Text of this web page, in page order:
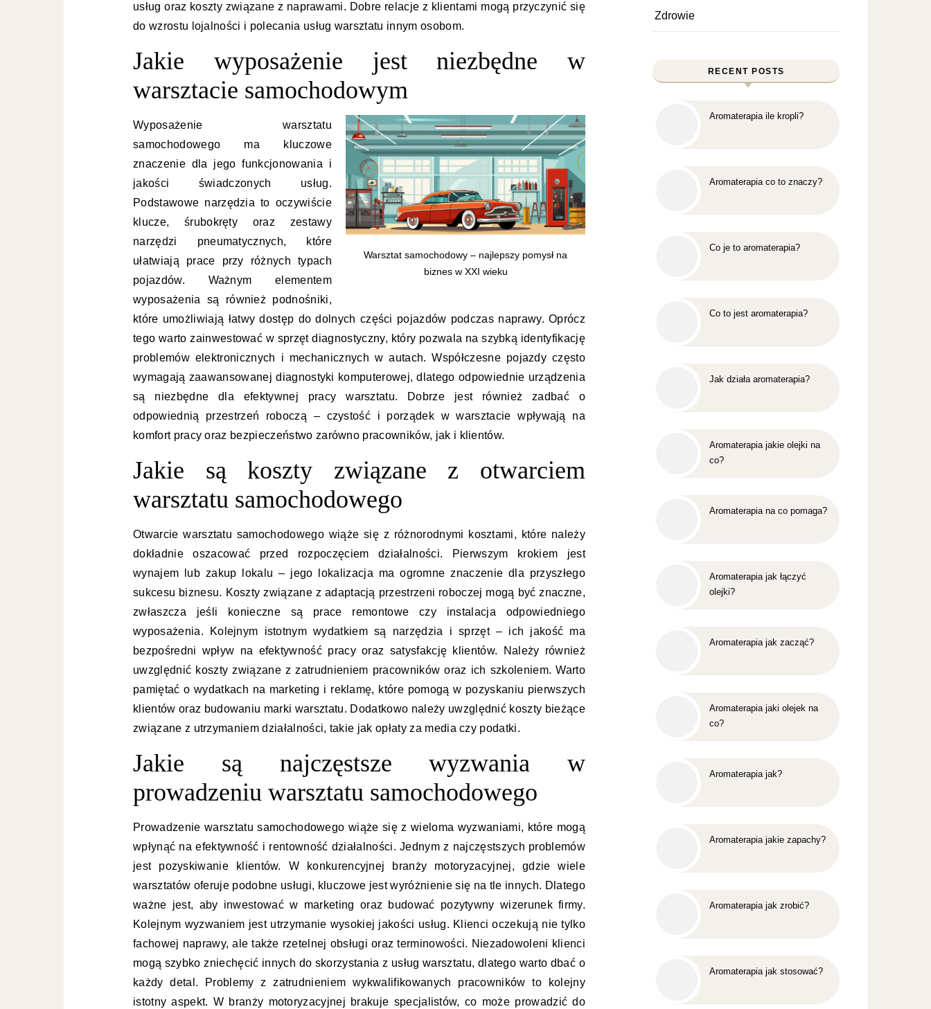
usług oraz koszty związane z naprawami. Dobre relacje z klientami mogą przyczynić się
do wzrostu lojalności i polecania usług warsztatu innym osobom.
Jakie wyposażenie jest niezbędne w
warsztacie samochodowym
Warsztat samochodowy – najlepszy pomysł na
biznes w XXI wieku
Wyposażenie warsztatu
samochodowego ma kluczowe
znaczenie dla jego funkcjonowania i
jakości świadczonych usług.
Podstawowe narzędzia to oczywiście
klucze, śrubokręty oraz zestawy
narzędzi pneumatycznych, które
ułatwiają prace przy różnych typach
pojazdów. Ważnym elementem
wyposażenia są również podnośniki,
które umożliwiają łatwy dostęp do dolnych części pojazdów podczas naprawy. Oprócz
tego warto zainwestować w sprzęt diagnostyczny, który pozwala na szybką identyfikację
problemów elektronicznych i mechanicznych w autach. Współczesne pojazdy często
wymagają zaawansowanej diagnostyki komputerowej, dlatego odpowiednie urządzenia
są niezbędne dla efektywnej pracy warsztatu. Dobrze jest również zadbać o
odpowiednią przestrzeń roboczą – czystość i porządek w warsztacie wpływają na
komfort pracy oraz bezpieczeństwo zarówno pracowników, jak i klientów.
Jakie są koszty związane z otwarciem
warsztatu samochodowego
Otwarcie warsztatu samochodowego wiąże się z różnorodnymi kosztami, które należy
dokładnie oszacować przed rozpoczęciem działalności. Pierwszym krokiem jest
wynajem lub zakup lokalu – jego lokalizacja ma ogromne znaczenie dla przyszłego
sukcesu biznesu. Koszty związane z adaptacją przestrzeni roboczej mogą być znaczne,
zwłaszcza jeśli konieczne są prace remontowe czy instalacja odpowiedniego
wyposażenia. Kolejnym istotnym wydatkiem są narzędzia i sprzęt – ich jakość ma
bezpośredni wpływ na efektywność pracy oraz satysfakcję klientów. Należy również
uwzględnić koszty związane z zatrudnieniem pracowników oraz ich szkoleniem. Warto
pamiętać o wydatkach na marketing i reklamę, które pomogą w pozyskaniu pierwszych
klientów oraz budowaniu marki warsztatu. Dodatkowo należy uwzględnić koszty bieżące
związane z utrzymaniem działalności, takie jak opłaty za media czy podatki.
Jakie są najczęstsze wyzwania w
prowadzeniu warsztatu samochodowego
Prowadzenie warsztatu samochodowego wiąże się z wieloma wyzwaniami, które mogą
wpłynąć na efektywność i rentowność działalności. Jednym z najczęstszych problemów
jest pozyskiwanie klientów. W konkurencyjnej branży motoryzacyjnej, gdzie wiele
warsztatów oferuje podobne usługi, kluczowe jest wyróżnienie się na tle innych. Dlatego
ważne jest, aby inwestować w marketing oraz budować pozytywny wizerunek firmy.
Kolejnym wyzwaniem jest utrzymanie wysokiej jakości usług. Klienci oczekują nie tylko
fachowej naprawy, ale także rzetelnej obsługi oraz terminowości. Niezadowoleni klienci
mogą szybko zniechęcić innych do skorzystania z usług warsztatu, dlatego warto dbać o
każdy detal. Problemy z zatrudnieniem wykwalifikowanych pracowników to kolejny
istotny aspekt. W branży motoryzacyjnej brakuje specjalistów, co może prowadzić do
Zdrowie
RECENT POSTS
Aromaterapia ile kropli?
Aromaterapia co to znaczy?
Co je to aromaterapia?
Co to jest aromaterapia?
Jak działa aromaterapia?
Aromaterapia jakie olejki na
co?
Aromaterapia na co pomaga?
Aromaterapia jak łączyć
olejki?
Aromaterapia jak zacząć?
Aromaterapia jaki olejek na
co?
Aromaterapia jak?
Aromaterapia jakie zapachy?
Aromaterapia jak zrobić?
Aromaterapia jak stosować?